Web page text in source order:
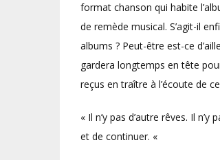
format chanson qui habite
de remède musical. S’agit-il
albums ? Peut-être est-ce
gardera longtemps en tête
reçus en traître à l’écoute de
« Il n’y pas d’autre rêves. Il
et de continuer. «